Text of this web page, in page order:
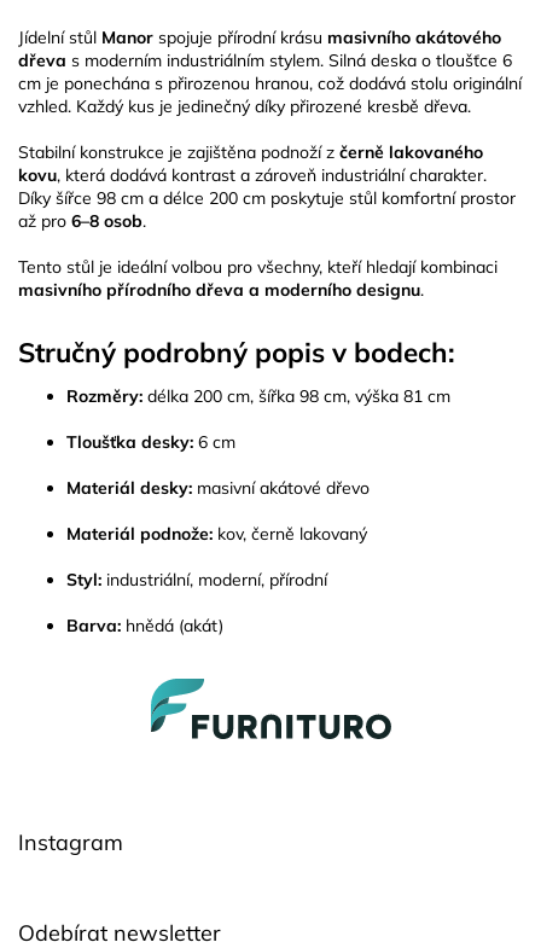
Jídelní stůl Manor spojuje přírodní krásu masivního akátového
dřeva s moderním industriálním stylem. Silná deska o tloušťce 6
cm je ponechána s přirozenou hranou, což dodává stolu originální
vzhled. Každý kus je jedinečný díky přirozené kresbě dřeva.
Stabilní konstrukce je zajištěna podnoží z černě lakovaného
kovu, která dodává kontrast a zároveň industriální charakter.
Díky šířce 98 cm a délce 200 cm poskytuje stůl komfortní prostor
až pro 6–8 osob.
Tento stůl je ideální volbou pro všechny, kteří hledají kombinaci
masivního přírodního dřeva a moderního designu.
Stručný podrobný popis v bodech:
Rozměry: délka 200 cm, šířka 98 cm, výška 81 cm
Tloušťka desky: 6 cm
Materiál desky: masivní akátové dřevo
Materiál podnože: kov, černě lakovaný
Styl: industriální, moderní, přírodní
Barva: hnědá (akát)
Instagram
Odebírat newsletter